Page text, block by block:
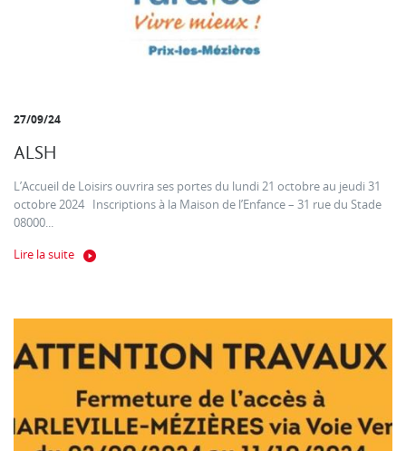
27/09/24
ALSH
L’Accueil de Loisirs ouvrira ses portes du lundi 21 octobre au jeudi 31
octobre 2024 Inscriptions à la Maison de l’Enfance – 31 rue du Stade
08000...
Lire la suite